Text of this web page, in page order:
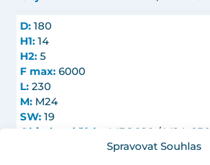
Spravovat Souhlas
D: 180
H1: 14
H2: 5
F max: 6000
L: 230
M: M24
SW: 19
Objednací číslo:
MFG 180 / M24x230